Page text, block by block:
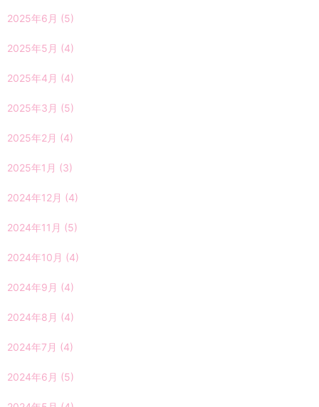
2025年6月 (5)
2025年5月 (4)
2025年4月 (4)
2025年3月 (5)
2025年2月 (4)
2025年1月 (3)
2024年12月 (4)
2024年11月 (5)
2024年10月 (4)
2024年9月 (4)
2024年8月 (4)
2024年7月 (4)
2024年6月 (5)